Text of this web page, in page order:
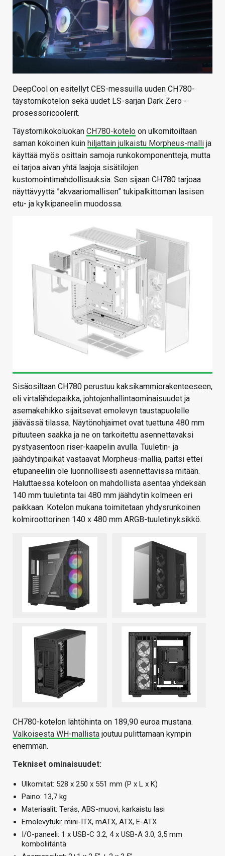
DeepCool on esitellyt CES-messuilla uuden CH780-
täystornikotelon sekä uudet LS-sarjan Dark Zero -
prosessoricoolerit.
Täystornikokoluokan CH780-kotelo on ulkomitoiltaan
saman kokoinen kuin hiljattain julkaistu Morpheus-malli ja
käyttää myös osittain samoja runkokomponentteja, mutta
ei tarjoa aivan yhtä laajoja sisätilojen
kustomointimahdollisuuksia. Sen sijaan CH780 tarjoaa
näyttävyyttä ”akvaariomallisen” tukipalkittoman lasisen
etu- ja kylkipaneelin muodossa.
Sisäosiltaan CH780 perustuu kaksikammiorakenteeseen,
eli virtalähdepaikka, johtojenhallintaominaisuudet ja
asemakehikko sijaitsevat emolevyn taustapuolelle
jäävässä tilassa. Näytönohjaimet ovat tuettuna 480 mm
pituuteen saakka ja ne on tarkoitettu asennettavaksi
pystyasentoon riser-kaapelin avulla. Tuuletin- ja
jäähdytinpaikat vastaavat Morpheus-mallia, paitsi ettei
etupaneeliin ole luonnollisesti asennettavissa mitään.
Haluttaessa koteloon on mahdollista asentaa yhdeksän
140 mm tuuletinta tai 480 mm jäähdytin kolmeen eri
paikkaan. Kotelon mukana toimitetaan yhdysrunkoinen
kolmiroottorinen 140 x 480 mm ARGB-tuuletinyksikkö.
CH780-kotelon lähtöhinta on 189,90 euroa mustana.
Valkoisesta WH-mallista joutuu pulittamaan kympin
enemmän.
Tekniset ominaisuudet:
Ulkomitat: 528 x 250 x 551 mm (P x L x K)
Paino: 13,7 kg
Materiaalit: Teräs, ABS-muovi, karkaistu lasi
Emolevytuki: mini-ITX, mATX, ATX, E-ATX
I/O-paneeli: 1 x USB-C 3.2, 4 x USB-A 3.0, 3,5 mm
komboliitäntä